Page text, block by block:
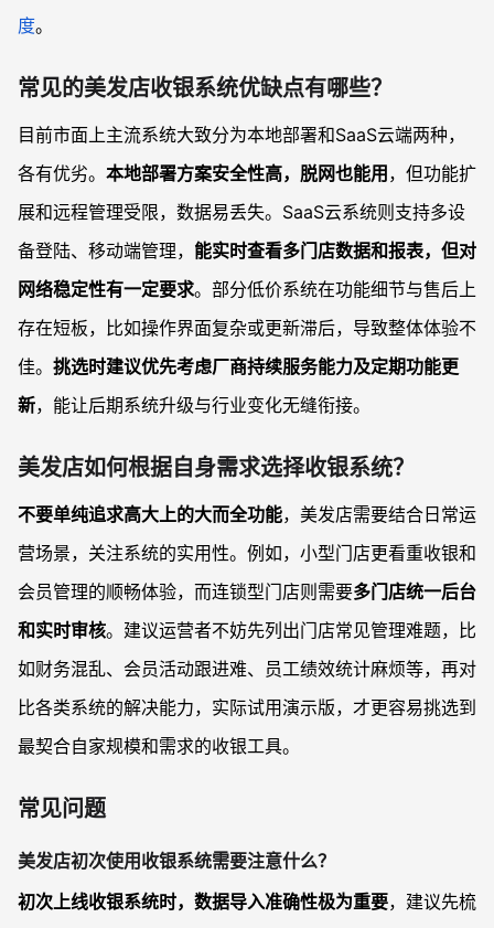
度。
常见的美发店收银系统优缺点有哪些？
目前市面上主流系统大致分为本地部署和SaaS云端两种，
各有优劣。 本地部署方案安全性高，脱网也能用 ，但功能扩
展和远程管理受限，数据易丢失。SaaS云系统则支持多设
备登陆、移动端管理， 能实时查看多门店数据和报表，但对
网络稳定性有一定要求。部分低价系统在功能细节与售后上
存在短板，比如操作界面复杂或更新滞后，导致整体体验不
佳。 挑选时建议优先考虑厂商持续服务能力及定期功能更
新，能让后期系统升级与行业变化无缝衔接。
美发店如何根据自身需求选择收银系统？
不要单纯追求高大上的大而全功能，美发店需要结合日常运
营场景，关注系统的实用性。例如，小型门店更看重收银和
会员管理的顺畅体验，而连锁型门店则需要多门店统一后台
和实时审核。建议运营者不妨先列出门店常见管理难题，比
如财务混乱、会员活动跟进难、员工绩效统计麻烦等，再对
比各类系统的解决能力，实际试用演示版，才更容易挑选到
最契合自家规模和需求的收银工具。
常见问题
美发店初次使用收银系统需要注意什么？
初次上线收银系统时，数据导入准确性极为重要，建议先梳